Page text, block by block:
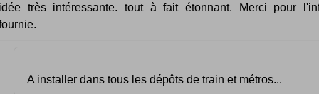
très intéressante. tout à fait étonnant. Merci pour
A installer dans tous les dépôts de train et métros...